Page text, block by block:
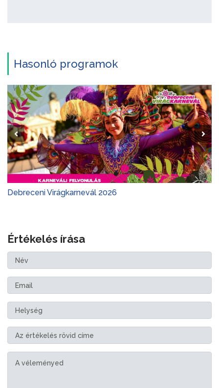
Hasonló programok
Debreceni Virágkarnevál 2026
Értékelés írása